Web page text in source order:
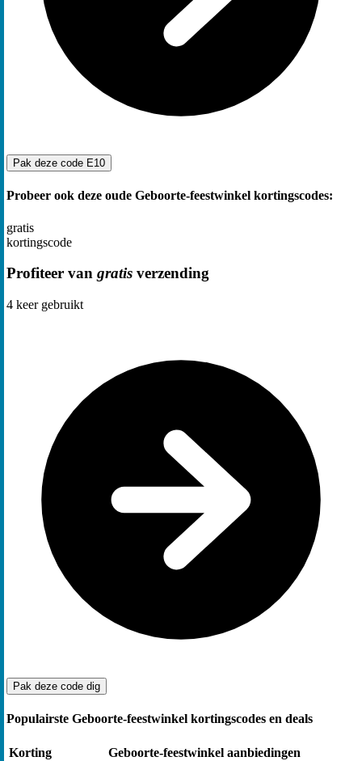
Pak deze code E10
Probeer ook deze oude Geboorte-feestwinkel kortingscodes:
gratis
kortingscode
Profiteer van gratis verzending
4 keer gebruikt
Pak deze code dig
Populairste Geboorte-feestwinkel kortingscodes en deals
Korting
Geboorte-feestwinkel aanbiedingen